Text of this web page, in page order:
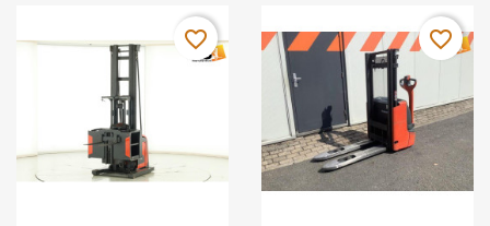
favorite_border favorite_border